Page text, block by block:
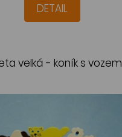
DETAIL
velká - koník s vozem